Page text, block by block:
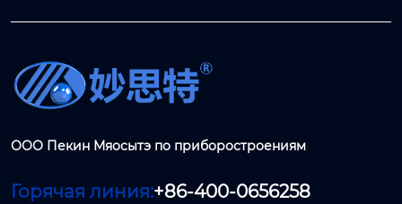
ООО Пекин Мяосытэ по приборостроениям
Горячая линия:+86-400-0656258